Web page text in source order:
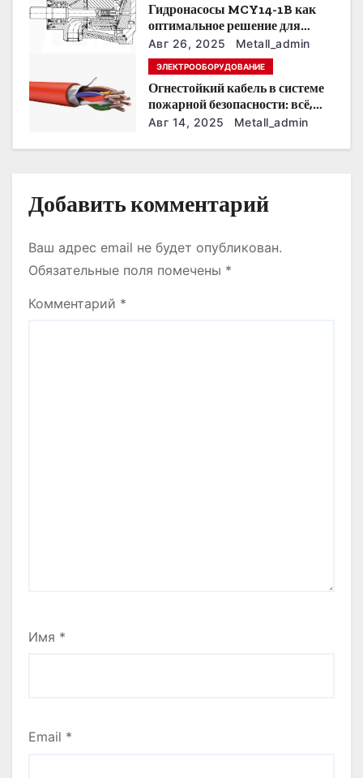
а
и
я
Гидронасосы MCY14-1B как
оптимальное решение для
модернизации гидросистем
Авг 26, 2025 Metall_admin
ЭЛЕКТРООБОРУДОВАНИЕ
Огнестойкий кабель в системе
пожарной безопасности: всё,
что нужно знать
Авг 14, 2025 Metall_admin
Добавить комментарий
Ваш адрес email не будет опубликован.
Обязательные поля помечены *
Комментарий *
Имя *
Email *